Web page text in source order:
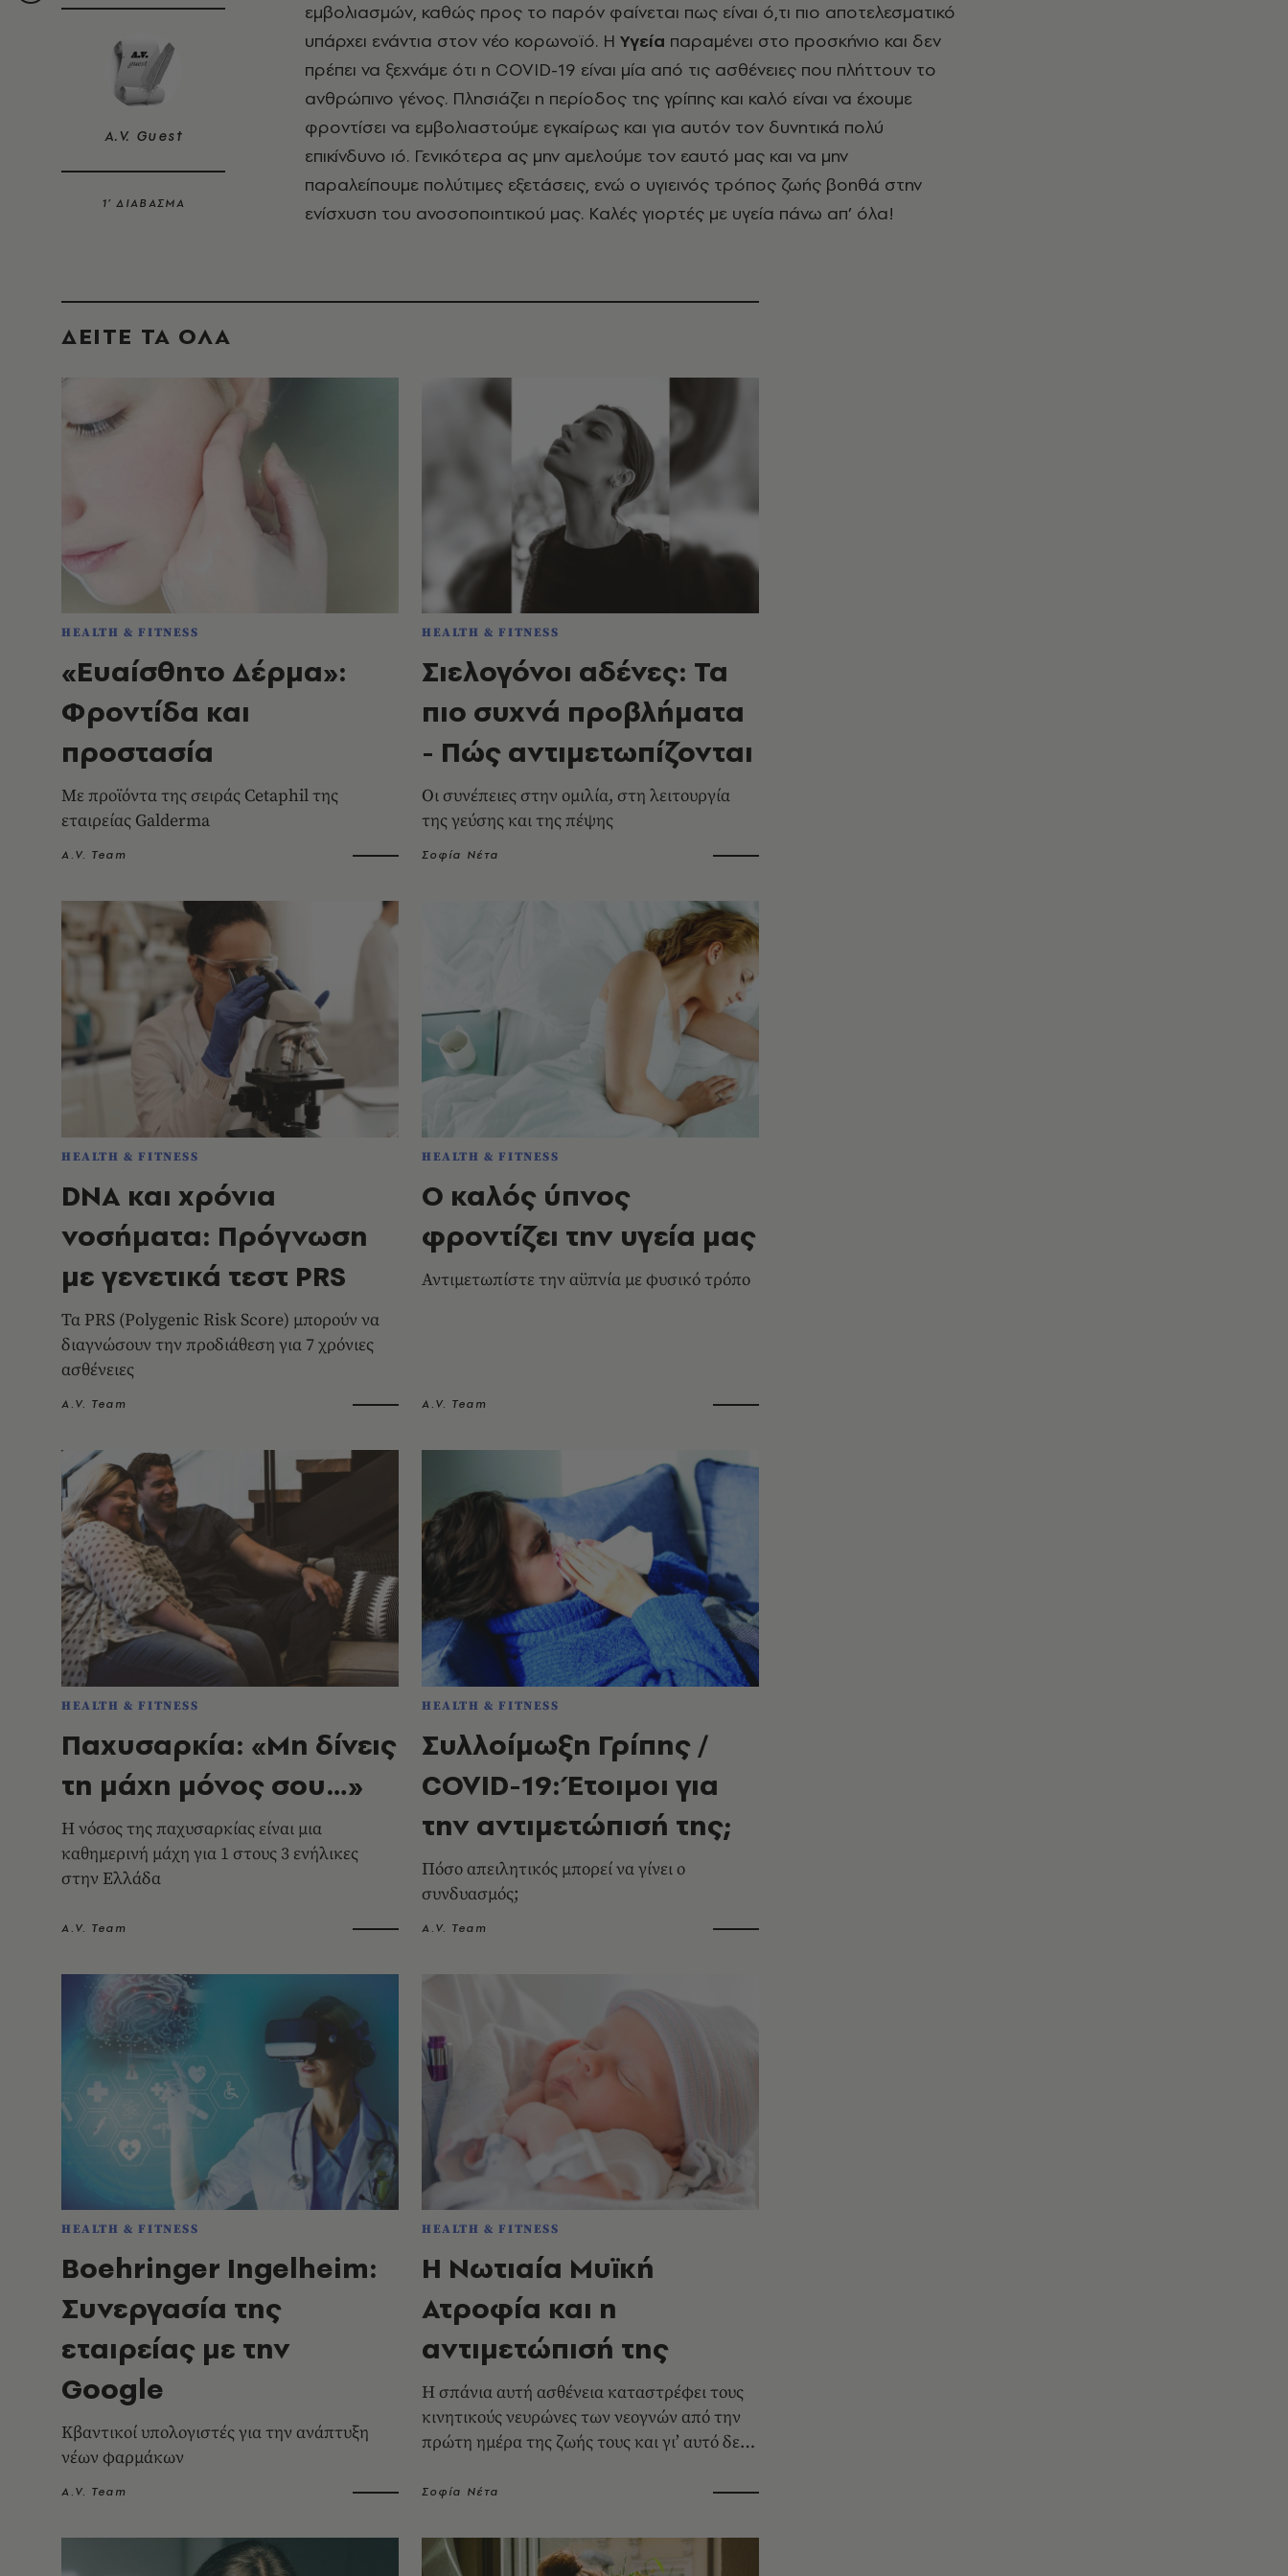
A.V. Guest
1’ ΔΙΑΒΑΣΜΑ
εμβολιασμών, καθώς προς το παρόν φαίνεται πως είναι ό,τι πιο αποτελεσματικό
υπάρχει ενάντια στον νέο κορωνοϊό. Η Υγεία παραμένει στο προσκήνιο και δεν
πρέπει να ξεχνάμε ότι η COVID-19 είναι μία από τις ασθένειες που πλήττουν το
ανθρώπινο γένος. Πλησιάζει η περίοδος της γρίπης και καλό είναι να έχουμε
φροντίσει να εμβολιαστούμε εγκαίρως και για αυτόν τον δυνητικά πολύ
επικίνδυνο ιό. Γενικότερα ας μην αμελούμε τον εαυτό μας και να μην
παραλείπουμε πολύτιμες εξετάσεις, ενώ ο υγιεινός τρόπος ζωής βοηθά στην
ενίσχυση του ανοσοποιητικού μας. Καλές γιορτές με υγεία πάνω απ’ όλα!
ΔΕΙΤΕ ΤΑ ΟΛΑ
HEALTH & FITNESS
«Ευαίσθητο Δέρμα»:
Φροντίδα και
προστασία
Με προϊόντα της σειράς Cetaphil της
εταιρείας Galderma
A.V. Team
HEALTH & FITNESS
Σιελογόνοι αδένες: Τα
πιο συχνά προβλήματα
- Πώς αντιμετωπίζονται
Οι συνέπειες στην ομιλία, στη λειτουργία
της γεύσης και της πέψης
Σοφία Νέτα
HEALTH & FITNESS
DNA και χρόνια
νοσήματα: Πρόγνωση
με γενετικά τεστ PRS
Τα PRS (Polygenic Risk Score) μπορούν να
διαγνώσουν την προδιάθεση για 7 χρόνιες
ασθένειες
A.V. Team
HEALTH & FITNESS
Ο καλός ύπνος
φροντίζει την υγεία μας
Αντιμετωπίστε την αϋπνία με φυσικό τρόπο
A.V. Team
HEALTH & FITNESS
Παχυσαρκία: «Μη δίνεις
τη μάχη μόνος σου…»
Η νόσος της παχυσαρκίας είναι μια
καθημερινή μάχη για 1 στους 3 ενήλικες
στην Ελλάδα
A.V. Team
HEALTH & FITNESS
Συλλοίμωξη Γρίπης /
COVID-19: Έτοιμοι για
την αντιμετώπισή της;
Πόσο απειλητικός μπορεί να γίνει ο
συνδυασμός;
A.V. Team
HEALTH & FITNESS
Boehringer Ingelheim:
Συνεργασία της
εταιρείας με την
Google
Κβαντικοί υπολογιστές για την ανάπτυξη
νέων φαρμάκων
A.V. Team
HEALTH & FITNESS
Η Νωτιαία Μυϊκή
Ατροφία και η
αντιμετώπισή της
Η σπάνια αυτή ασθένεια καταστρέφει τους
κινητικούς νευρώνες των νεογνών από την
πρώτη ημέρα της ζωής τους και γι’ αυτό δεν
χορήγηση της κατάλληλης θεραπείας.
Σοφία Νέτα